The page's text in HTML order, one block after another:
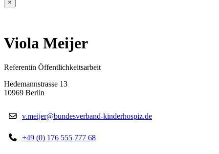
×
Viola Meijer
Referentin Öffentlichkeitsarbeit
Hedemannstrasse 13
10969 Berlin
v.meijer@bundesverband-kinderhospiz.de
+49 (0) 176 555 777 68